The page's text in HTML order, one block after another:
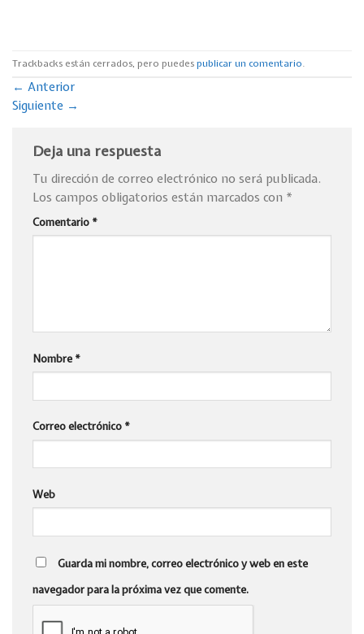
Trackbacks están cerrados, pero puedespublicar un comentario.
← Anterior
Siguiente →
Deja una respuesta
Tu dirección de correo electrónico no será publicada.
Los campos obligatorios están marcados con *
Comentario *
Nombre *
Correo electrónico *
Web
Guarda mi nombre, correo electrónico y web en este
navegador para la próxima vez que comente.